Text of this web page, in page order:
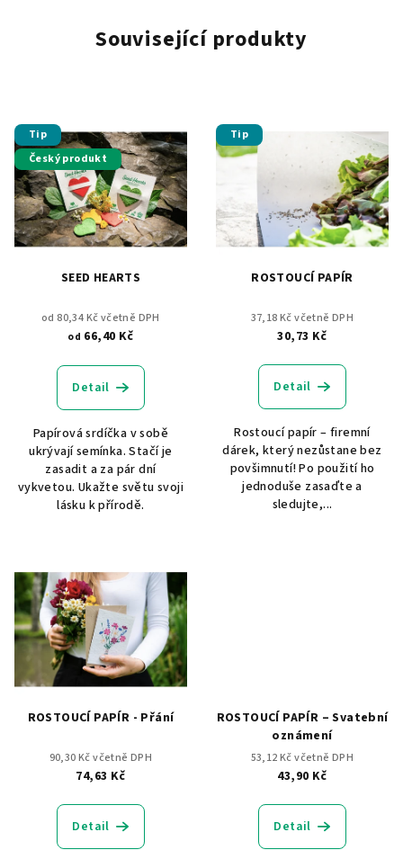
Související produkty
Tip
Český produkt
SEED HEARTS
od 80,34 Kč včetně DPH
od 66,40 Kč
Detail
Papírová srdíčka v sobě
ukrývají semínka. Stačí je
zasadit a za pár dní
vykvetou. Ukažte světu svoji
lásku k přírodě.
Tip
ROSTOUCÍ PAPÍR
37,18 Kč včetně DPH
30,73 Kč
Detail
Rostoucí papír – firemní
dárek, který nezůstane bez
povšimnutí! Po použití ho
jednoduše zasaďte a
sledujte,...
ROSTOUCÍ PAPÍR - Přání
90,30 Kč včetně DPH
74,63 Kč
Detail
ROSTOUCÍ PAPÍR – Svatební
oznámení
53,12 Kč včetně DPH
43,90 Kč
Detail